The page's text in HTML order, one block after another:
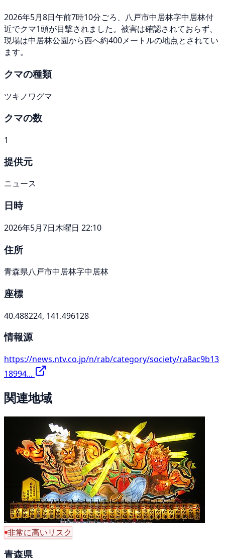
2026年5月8日午前7時10分ごろ、八戸市中居林字中居林付
近でクマ1頭が目撃されました。被害は確認されておらず、
現場は中居林公園から西へ約400メートルの地点とされてい
ます。
クマの種類
ツキノワグマ
クマの数
1
提供元
ニュース
日時
2026年5月7日木曜日 22:10
住所
青森県八戸市中居林字中居林
座標
40.488224, 141.496128
情報源
https://news.ntv.co.jp/n/rab/category/society/ra8ac9b13
18994...
関連地域
非常に高いリスク
青森県